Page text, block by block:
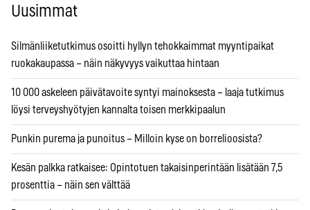
Uusimmat
Silmänliiketutkimus osoitti hyllyn tehokkaimmat myyntipaikat
ruokakaupassa – näin näkyvyys vaikuttaa hintaan
10 000 askeleen päivätavoite syntyi mainoksesta – laaja tutkimus
löysi terveyshyötyjen kannalta toisen merkkipaalun
Punkin purema ja punoitus – Milloin kyse on borrelioosista?
Kesän palkka ratkaisee: Opintotuen takaisinperintään lisätään 7,5
prosenttia – näin sen välttää